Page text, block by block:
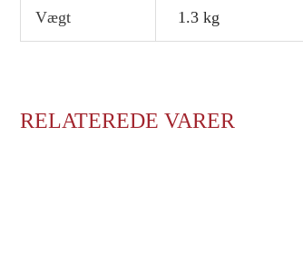
Vægt 1.3 kg
RELATEREDE VARER